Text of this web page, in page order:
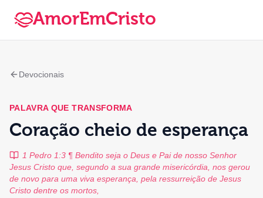
AmorEmCristo
Devocionais
PALAVRA QUE TRANSFORMA
Coração cheio de esperança
1 Pedro 1:3 ¶ Bendito seja o Deus e Pai de nosso Senhor
Jesus Cristo que, segundo a sua grande misericórdia, nos gerou
de novo para uma viva esperança, pela ressurreição de Jesus
Cristo dentre os mortos,